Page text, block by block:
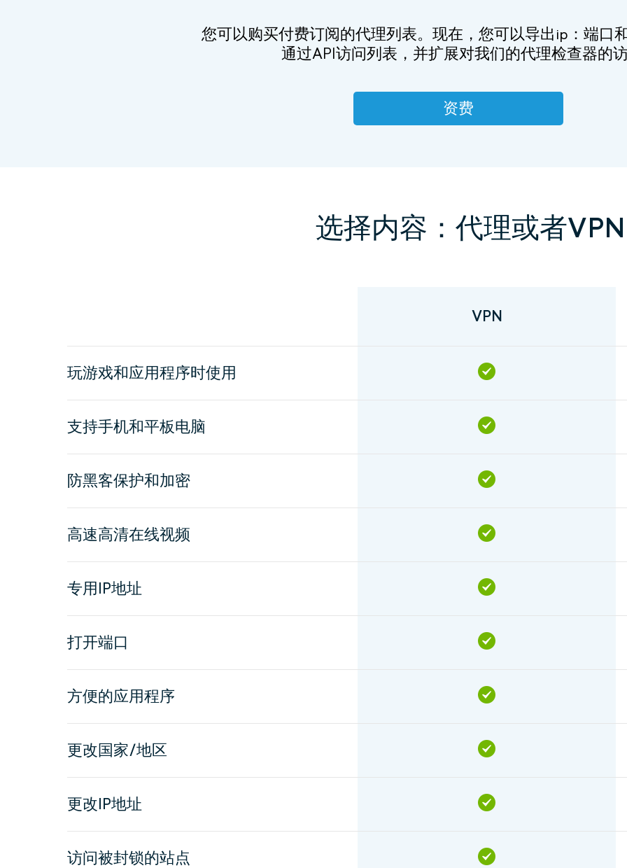
您可以购买付费订阅的代理列表。现在，您可以导出ip：端口
通过API访问列表，并扩展对我们的代理检查器的
资费
选择内容：代理或者VPN
VPN
玩游戏和应用程序时使用
支持手机和平板电脑
防黑客保护和加密
高速高清在线视频
专用IP地址
打开端口
方便的应用程序
更改国家/地区
更改IP地址
访问被封锁的站点